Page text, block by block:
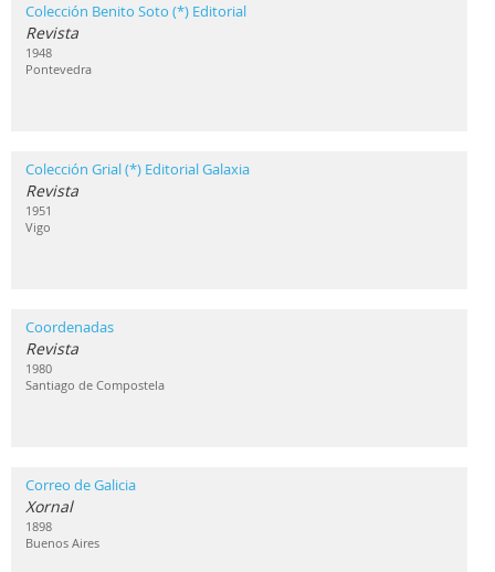
Colección Benito Soto (*) Editorial
Revista
1948
Pontevedra
Colección Grial (*) Editorial Galaxia
Revista
1951
Vigo
Coordenadas
Revista
1980
Santiago de Compostela
Correo de Galicia
Xornal
1898
Buenos Aires